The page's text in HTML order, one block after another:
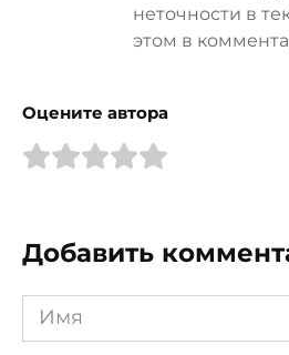
неточности в
этом в
Оцените автора
Добавить
Имя
*